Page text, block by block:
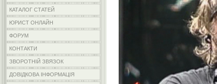
КАТАЛОГ СТАТЕЙ
ЮРИСТ ОНЛАЙН
ФОРУМ
КОНТАКТИ
ЗВОРОТНІЙ ЗВЯЗОК
ДОВІДКОВА ІНФОРМАЦІЯ